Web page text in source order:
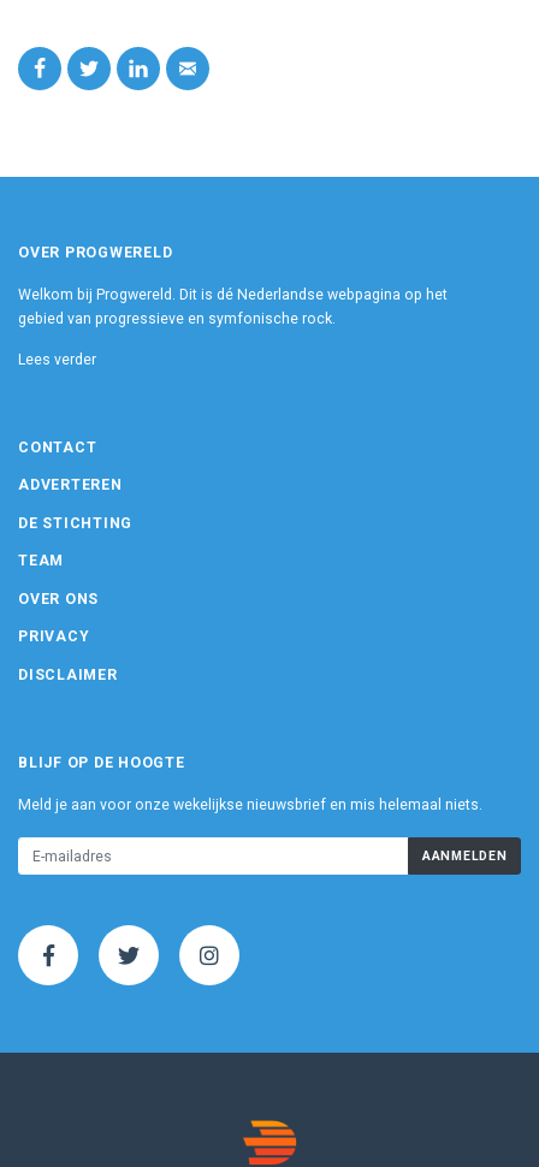
OVER PROGWERELD
Welkom bij Progwereld. Dit is dé Nederlandse webpagina op het
gebied van progressieve en symfonische rock.
Lees verder
CONTACT
ADVERTEREN
DE STICHTING
TEAM
OVER ONS
PRIVACY
DISCLAIMER
BLIJF OP DE HOOGTE
Meld je aan voor onze wekelijkse nieuwsbrief en mis helemaal niets.
AANMELDEN